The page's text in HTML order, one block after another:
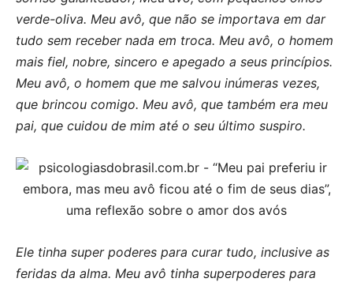
verde-oliva. Meu avô, que não se importava em dar
tudo sem receber nada em troca. Meu avô, o homem
mais fiel, nobre, sincero e apegado a seus princípios.
Meu avô, o homem que me salvou inúmeras vezes,
que brincou comigo. Meu avô, que também era meu
pai, que cuidou de mim até o seu último suspiro.
Ele tinha super poderes para curar tudo, inclusive as
feridas da alma. Meu avô tinha superpoderes para